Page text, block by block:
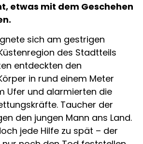
etwas mit dem Geschehen
sich am gestrigen
des Stadtteils
entdeckten den
in rund einem Meter
Ufer und alarmierten die
Taucher der
den jungen Mann ans Land.
jede Hilfe zu spät – der